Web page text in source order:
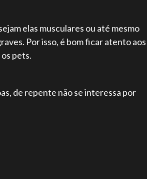
elas musculares ou até mesmo
Por isso, é bom ficar atento aos
pets.
de repente não se interessa por